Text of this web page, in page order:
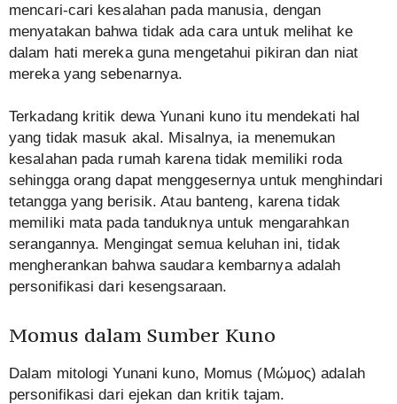
mencari-cari kesalahan pada manusia, dengan
menyatakan bahwa tidak ada cara untuk melihat ke
dalam hati mereka guna mengetahui pikiran dan niat
mereka yang sebenarnya.
Terkadang kritik dewa Yunani kuno itu mendekati hal
yang tidak masuk akal. Misalnya, ia menemukan
kesalahan pada rumah karena tidak memiliki roda
sehingga orang dapat menggesernya untuk menghindari
tetangga yang berisik. Atau banteng, karena tidak
memiliki mata pada tanduknya untuk mengarahkan
serangannya. Mengingat semua keluhan ini, tidak
mengherankan bahwa saudara kembarnya adalah
personifikasi dari kesengsaraan.
Momus dalam Sumber Kuno
Dalam mitologi Yunani kuno, Momus (Μώμος) adalah
personifikasi dari ejekan dan kritik tajam.